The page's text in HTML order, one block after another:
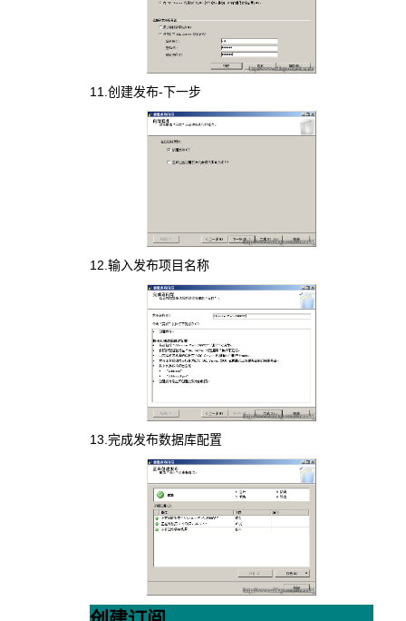
11.创建发布-下一步
12.输入发布项目名称
13.完成发布数据库配置